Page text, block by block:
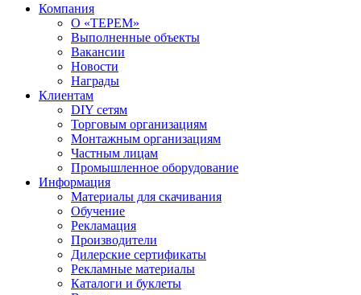
Компания
О «ТЕРЕМ»
Выполненные объекты
Вакансии
Новости
Награды
Клиентам
DIY сетям
Торговым организациям
Монтажным организациям
Частным лицам
Промышленное оборудование
Информация
Материалы для скачивания
Обучение
Рекламация
Производители
Дилерские сертификаты
Рекламные материалы
Каталоги и буклеты